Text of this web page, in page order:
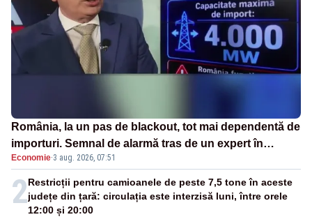
România, la un pas de blackout, tot mai dependentă de
importuri. Semnal de alarmă tras de un expert în
energie
Economie·3 aug. 2026, 07:51
2Restricții pentru camioanele de peste 7,5 tone în aceste
județe din țară: circulația este interzisă luni, între orele
12:00 și 20:00